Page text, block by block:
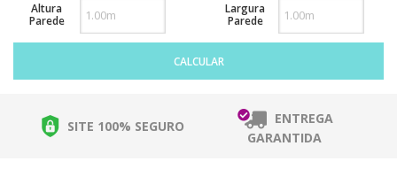
Altura
Parede
Largura
Parede
CALCULAR
SITE 100% SEGURO
ENTREGA
GARANTIDA